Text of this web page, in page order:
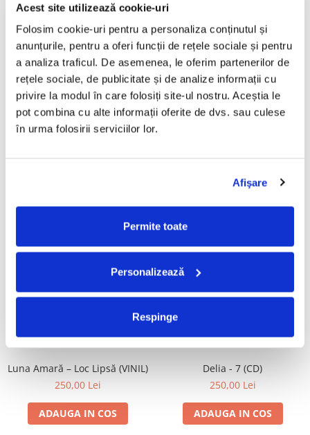
Acest site utilizează cookie-uri
Folosim cookie-uri pentru a personaliza conținutul și
anunțurile, pentru a oferi funcții de rețele sociale și pentru
a analiza traficul. De asemenea, le oferim partenerilor de
rețele sociale, de publicitate și de analize informații cu
privire la modul în care folosiți site-ul nostru. Aceștia le
pot combina cu alte informații oferite de dvs. sau culese
în urma folosirii serviciilor lor.
Afişare
Permite toate
Personalizează
Respinge
ADAUGA IN COS
R.E.M. - Monster , (CD)
29,99 Lei
ADAUGA IN COS
Irina Rimes – Origini , (Disc
Vinil)
250,00 Lei
ADAUGA IN COS
Electrecord, (Disc Vinil)
189,00 Lei
Fugees - The Score (CD)
Cargo- Spiritus Sanctus (Editie
Aniversara) (Disc Vinil)
150,00 Lei
Luna Amară – Loc Lipsă (VINIL)
250,00 Lei
ADAUGA IN COS
Delia - 7 (CD)
250,00 Lei
ADAUGA IN COS